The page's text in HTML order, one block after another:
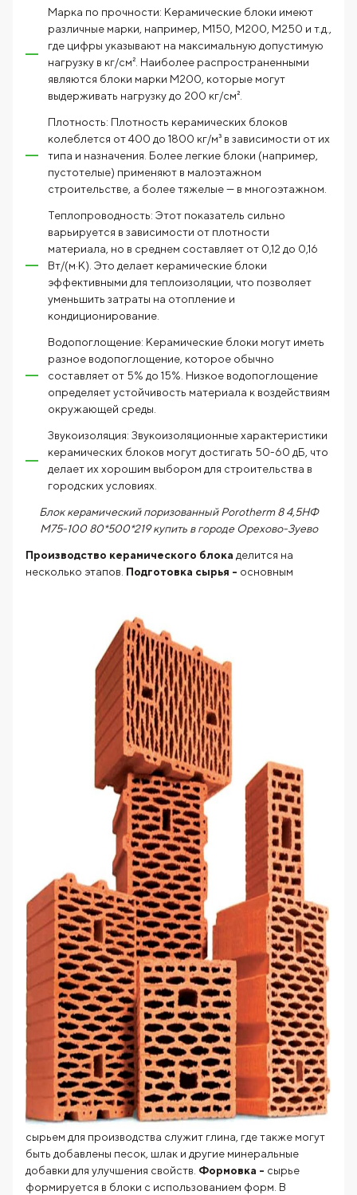
Марка по прочности: Керамические блоки имеют
различные марки, например, М150, М200, М250 и т.д.,
где цифры указывают на максимальную допустимую
нагрузку в кг/см². Наиболее распространенными
являются блоки марки М200, которые могут
выдерживать нагрузку до 200 кг/см².
Плотность: Плотность керамических блоков
колеблется от 400 до 1800 кг/м³ в зависимости от их
типа и назначения. Более легкие блоки (например,
пустотелые) применяют в малоэтажном
строительстве, а более тяжелые — в многоэтажном.
Теплопроводность: Этот показатель сильно
варьируется в зависимости от плотности
материала, но в среднем составляет от 0,12 до 0,16
Вт/(м·К). Это делает керамические блоки
эффективными для теплоизоляции, что позволяет
уменьшить затраты на отопление и
кондиционирование.
Водопоглощение: Керамические блоки могут иметь
разное водопоглощение, которое обычно
составляет от 5% до 15%. Низкое водопоглощение
определяет устойчивость материала к воздействиям
окружающей среды.
Звукоизоляция: Звукоизоляционные характеристики
керамических блоков могут достигать 50-60 дБ, что
делает их хорошим выбором для строительства в
городских условиях.
Блок керамический поризованный Porotherm 8 4,5НФ
М75-100 80*500*219 купить в городе Орехово-Зуево
Производство керамического блока делится на
несколько этапов. Подготовка сырья - основным
сырьем для производства служит глина, где также могут
быть добавлены песок, шлак и другие минеральные
добавки для улучшения свойств. Формовка - сырье
формируется в блоки с использованием форм. В